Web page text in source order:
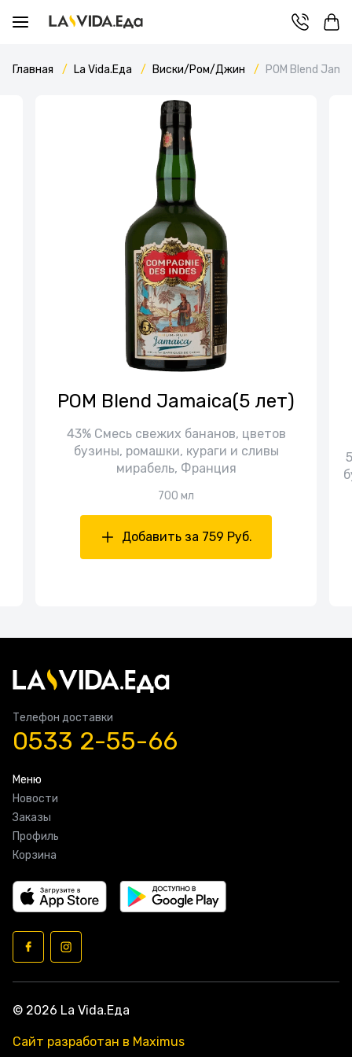
Главная La Vida.Еда Виски/Ром/Джин POM Blend
POM Blend Jamaica(5 лет)
43% Смесь свежих бананов, цветов
бузины, ромашки, кураги и сливы
мирабель, Франция
700 мл
Добавить за 759 Руб.
Телефон доставки
0533 2-55-66
Меню
Новости
Заказы
Профиль
Корзина
© 2026 La Vida.Еда
Сайт разработан в Maximus